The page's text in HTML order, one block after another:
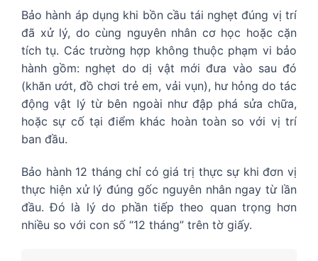
Bảo hành áp dụng khi bồn cầu tái nghẹt đúng vị trí
đã xử lý, do cùng nguyên nhân cơ học hoặc cặn
tích tụ. Các trường hợp không thuộc phạm vi bảo
hành gồm: nghẹt do dị vật mới đưa vào sau đó
(khăn ướt, đồ chơi trẻ em, vải vụn), hư hỏng do tác
động vật lý từ bên ngoài như đập phá sửa chữa,
hoặc sự cố tại điểm khác hoàn toàn so với vị trí
ban đầu.
Bảo hành 12 tháng chỉ có giá trị thực sự khi đơn vị
thực hiện xử lý đúng gốc nguyên nhân ngay từ lần
đầu. Đó là lý do phần tiếp theo quan trọng hơn
nhiều so với con số “12 tháng” trên tờ giấy.